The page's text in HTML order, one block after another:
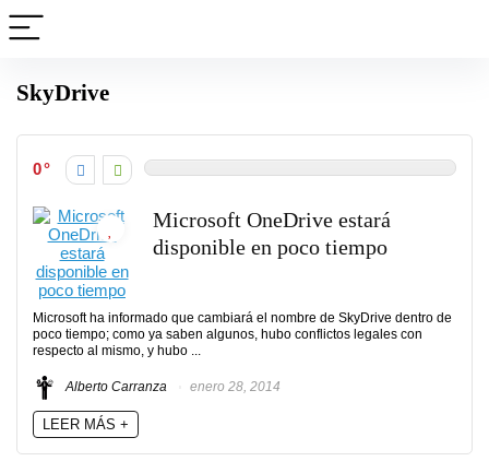
SkyDrive
0
Microsoft OneDrive estará
disponible en poco tiempo
Microsoft ha informado que cambiará el nombre de SkyDrive dentro de
poco tiempo; como ya saben algunos, hubo conflictos legales con
respecto al mismo, y hubo ...
Alberto Carranza enero 28, 2014
LEER MÁS +